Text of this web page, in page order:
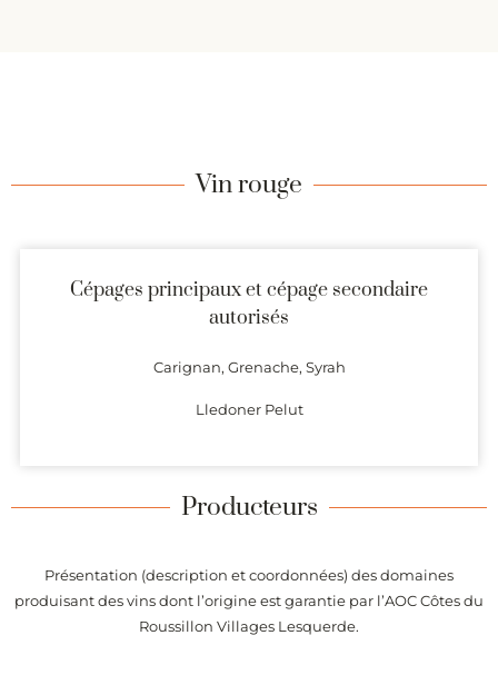
Vin rouge
Cépages principaux et cépage secondaire
autorisés
Carignan, Grenache, Syrah
Lledoner Pelut
Producteurs
Présentation (description et coordonnées) des domaines
produisant des vins dont l’origine est garantie par l’AOC Côtes du
Roussillon Villages Lesquerde.